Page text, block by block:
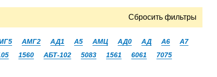
Сбросить фильтры
АМГ2 АД1 А5 АМЦ АД0 АД А6
А7
1560 АБТ-102 5083 1561 6061 7075